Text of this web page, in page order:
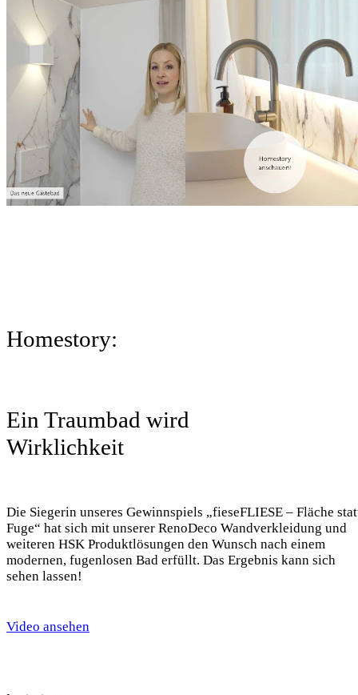
Homestory:
Ein Traumbad wird
Wirklichkeit
Die Siegerin unseres Gewinnspiels „fieseFLIESE – Fläche
Fuge“ hat sich mit unserer RenoDeco Wandverkleidung und
weiteren HSK Produktlösungen den Wunsch nach einem
modernen, fugenlosen Bad erfüllt. Das Ergebnis kann sich
sehen lassen!
Video ansehen